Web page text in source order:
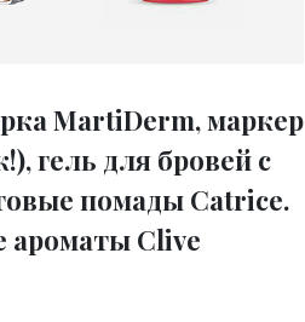
MartiDerm, маркер
гель для бровей с
помады Catrice.
Clive